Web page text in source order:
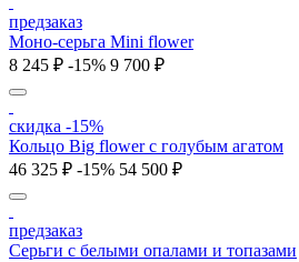
предзаказ
Моно-серьга Mini flower
8 245 ₽ -15% 9 700 ₽
скидка -15%
Кольцо Big flower c голубым агатом
46 325 ₽ -15% 54 500 ₽
предзаказ
Серьги с белыми опалами и топазами